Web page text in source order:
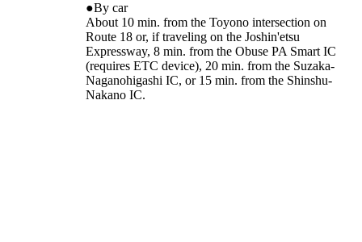
●By car
About 10 min. from the Toyono intersection on
Route 18 or, if traveling on the Joshin'etsu
Expressway, 8 min. from the Obuse PA Smart IC
(requires ETC device), 20 min. from the Suzaka-
Naganohigashi IC, or 15 min. from the Shinshu-
Nakano IC.